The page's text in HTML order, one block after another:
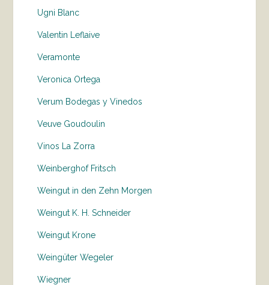
Ugni Blanc
Valentin Leflaive
Veramonte
Veronica Ortega
Verum Bodegas y Vinedos
Veuve Goudoulin
Vinos La Zorra
Weinberghof Fritsch
Weingut in den Zehn Morgen
Weingut K. H. Schneider
Weingut Krone
Weingüter Wegeler
Wiegner